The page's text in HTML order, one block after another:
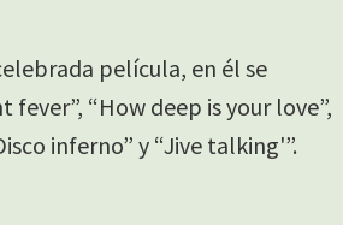
película, en él se
fever”, “How deep is your love”,
inferno” y “Jive talking'”.